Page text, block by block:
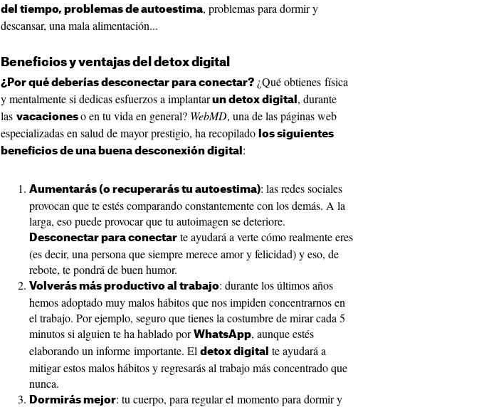
del tiempo, problemas de autoestima, problemas para dormir y
descansar, una mala alimentación...
Beneficios y ventajas del detox digital
¿Por qué deberías desconectar para conectar? ¿Qué obtienes física
y mentalmente si dedicas esfuerzos a implantarun detox digital , durante
las vacaciones o en tu vida en general? WebMD, una de las páginas web
especializadas en salud de mayor prestigio, ha recopilado los siguientes
beneficios de una buena desconexión digital :
Aumentarás (o recuperarás tu autoestima): las redes sociales
provocan que te estés comparando constantemente con los demás. A la
larga, eso puede provocar que tu autoimagen se deteriore.
Desconectar para conectar te ayudará a verte cómo realmente eres
(es decir, una persona que siempre merece amor y felicidad) y eso, de
rebote, te pondrá de buen humor.
Volverás más productivo al trabajo: durante los últimos años
hemos adoptado muy malos hábitos que nos impiden concentrarnos en
el trabajo. Por ejemplo, seguro que tienes la costumbre de mirar cada 5
minutos si alguien te ha hablado por WhatsApp, aunque estés
elaborando un informe importante. El detox digital te ayudará a
mitigar estos malos hábitos y regresarás al trabajo más concentrado que
nunca.
Dormirás mejor: tu cuerpo, para regular el momento para dormir y